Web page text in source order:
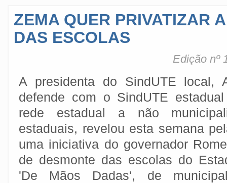
ZEMA QUER PRIVATIZAR
DAS ESCOLAS
Edição nº
A presidenta do SindUTE local,
defende com o SindUTE
rede estadual a não
estaduais, revelou esta semana
uma iniciativa do governador
de desmonte das escolas do
'De Mãos Dadas', de